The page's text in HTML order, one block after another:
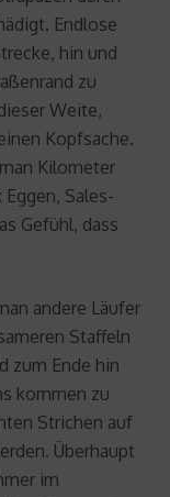
Endlose
hin und
zu
Weite,
Kopfsache.
Kilometer
Sales-
Gefühl, dass
andere Läufer
Staffeln
zum Ende hin
kommen zu
Strichen auf
Überhaupt
im